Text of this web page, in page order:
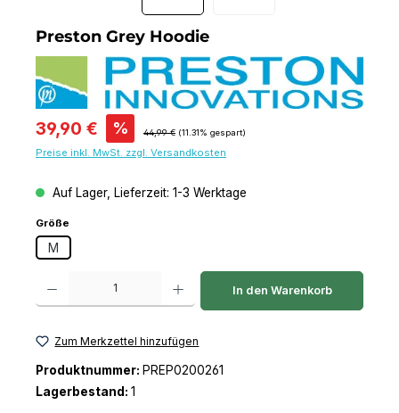
Preston Grey Hoodie
Verkaufspreis:
39,90 € % Regulärer Preis:
44,99 € (11.31% gespart)
Preise inkl. MwSt. zzgl. Versandkosten
Auf Lager, Lieferzeit: 1-3 Werktage
Größe
M
Produkt Anzahl: Gib den gewünschten Wert ein oder benutze die
In den Warenkorb
Zum Merkzettel hinzufügen
Produktnummer: PREP0200261
Lagerbestand: 1